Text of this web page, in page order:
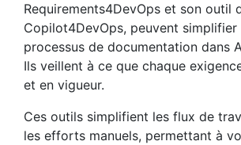
Requirements4DevOps et son outil
Copilot4DevOps, peuvent
processus de documentation dans
Ils veillent à ce que chaque
et en vigueur.
Ces outils simplifient les flux de
les efforts manuels, permettant à